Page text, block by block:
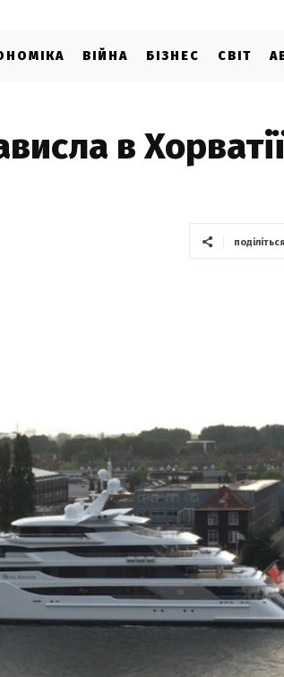
ВІЙНА БІЗНЕС СВІТ
в
поділіться